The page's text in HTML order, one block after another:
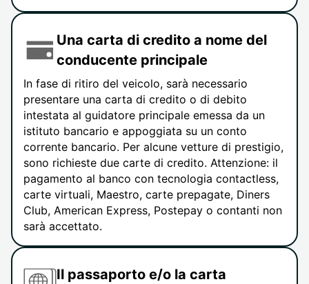
Una carta di credito a nome del
conducente principale
In fase di ritiro del veicolo, sarà necessario
presentare una carta di credito o di debito
intestata al guidatore principale emessa da un
istituto bancario e appoggiata su un conto
corrente bancario. Per alcune vetture di prestigio,
sono richieste due carte di credito. Attenzione: il
pagamento al banco con tecnologia contactless,
carte virtuali, Maestro, carte prepagate, Diners
Club, American Express, Postepay o contanti non
sarà accettato.
Il passaporto e/o la carta